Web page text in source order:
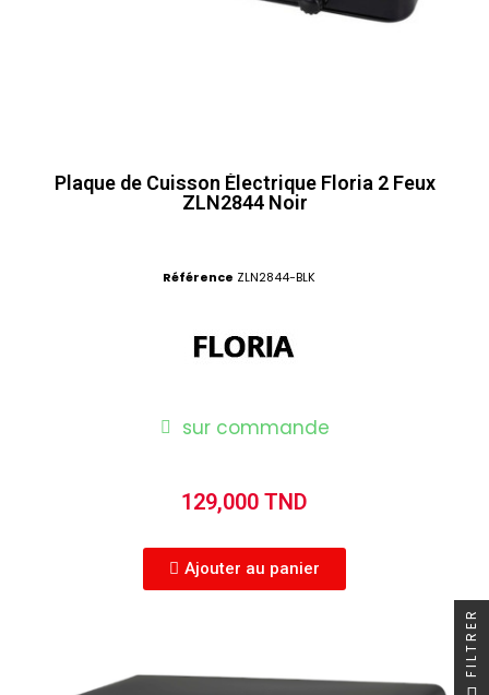
Plaque de Cuisson Électrique Floria 2 Feux
ZLN2844 Noir
Référence ZLN2844-BLK
sur commande
129,000 TND
Ajouter au panier
FILTRER